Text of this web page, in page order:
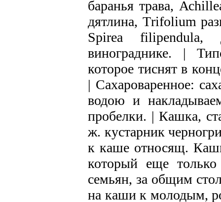
баранья трава,
дятлина, Тrifolium
Spirea
винограднике. |
которое тиснят в
| Сахароваренное:
водою и
пробелки. | Кашка,
ж. кустарник
к каше относящ.
который еще
семьян, за общим
на каши к молодым,